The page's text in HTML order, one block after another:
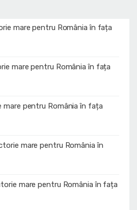
mare pentru România în fața
mare pentru România în fața
mare pentru România în fața
mare pentru România în
mare pentru România în fața